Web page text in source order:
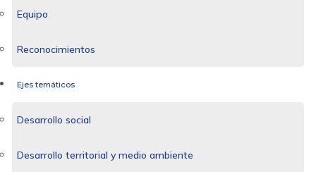
Equipo
Reconocimientos
Ejes temáticos
Desarrollo social
Desarrollo territorial y medio ambiente